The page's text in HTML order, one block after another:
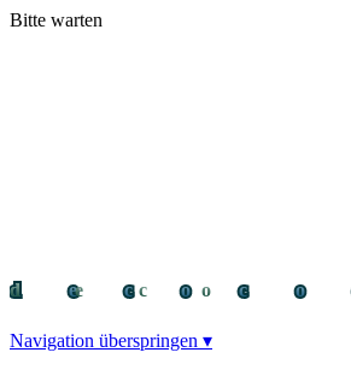
Bitte warten
deco
Navigation überspringen ▾